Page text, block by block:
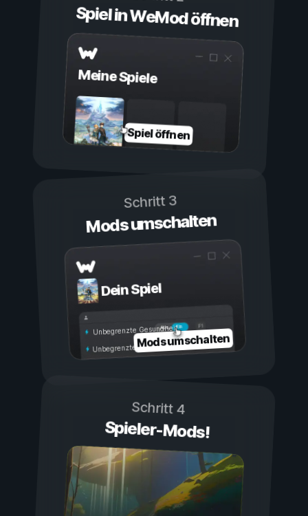
Spiel in WeMod öffnen
Meine Spiele
Spiel öffnen
Schritt 3
Mods umschalten
Dein Spiel
Ein
Aus
Unbegrenzte Gesundheit
Unbegrenzte AusdauerMods umschalten
Schritt 4
Spieler-Mods!